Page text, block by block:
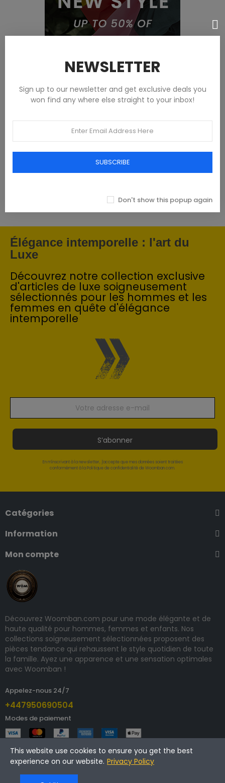
Featured products
Tommy Hilfiger Chemises - Homme -
Blanches
Élégance intemporelle : l'art du
Luxe
Découvrez notre collection exclusive
d'articles de luxe soigneusement
sélectionnés pour les hommes et les
femmes en quête d'élégance
intemporelle
S’abonner
En m'inscrivant à la newsletter, j'accepte que mes données soient traitées
conformément à la Politique de confidentialité de Woomban.com.
Catégories
Information
Mon compte
Découvrez Woomban.com pour une mode élégante et de
haute qualité pour hommes, femmes et enfants. Nos
collections soigneusement sélectionnées proposent des
pièces tendance qui rehaussent le style quotidien de toute
la famille. Ayez une apparence et une sensation optimales
avec Woomban !
Appelez-nous 24/7
+447950690504
Modes de paiement
Copyright © 2025 woomban.com. Tous droits réservés.
This website use cookies to ensure you get the best
experience on our website. Privacy Policy
NEWSLETTER
Sign up to our newsletter and get exclusive deals you
won find any where else straight to your inbox!
SUBSCRIBE
Don't show this popup again